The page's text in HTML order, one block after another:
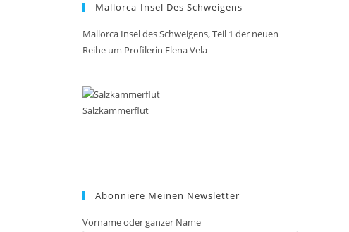
Mallorca-Insel Des Schweigens
Mallorca Insel des Schweigens, Teil 1 der neuen
Reihe um Profilerin Elena Vela
Salzkammerflut
Abonniere Meinen Newsletter
Vorname oder ganzer Name